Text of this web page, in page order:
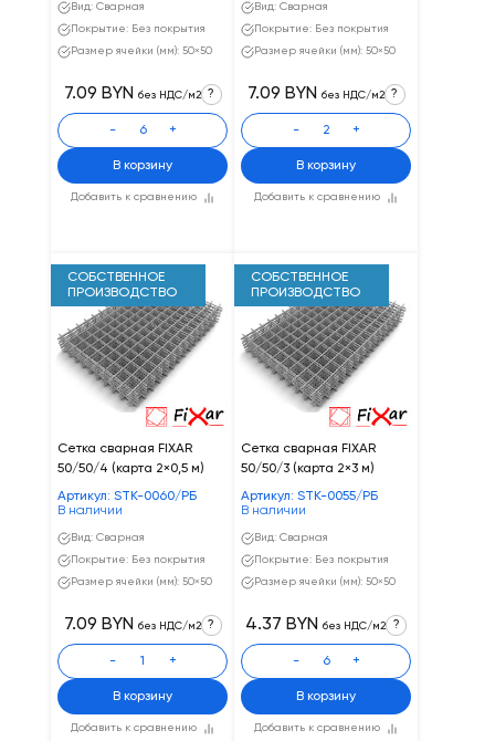
Вид: Сварная
Покрытие: Без покрытия
Размер ячейки (мм): 50×50
Добавить к сравнению
7.09 BYN без НДС/м2 ?
- +
В корзину
Вид: Сварная
Покрытие: Без покрытия
Размер ячейки (мм): 50×50
Добавить к сравнению
7.09 BYN без НДС/м2 ?
- +
В корзину
СОБСТВЕННОЕ
ПРОИЗВОДСТВО
Сетка сварная FIXAR
50/50/4 (карта 2×0,5 м)
Артикул: STK-0060/РБ
В наличии
Вид: Сварная
Покрытие: Без покрытия
Размер ячейки (мм): 50×50
Добавить к сравнению
7.09 BYN без НДС/м2 ?
- +
В корзину
СОБСТВЕННОЕ
ПРОИЗВОДСТВО
Сетка сварная FIXAR
50/50/3 (карта 2×3 м)
Артикул: STK-0055/РБ
В наличии
Вид: Сварная
Покрытие: Без покрытия
Размер ячейки (мм): 50×50
Добавить к сравнению
4.37 BYN без НДС/м2 ?
- +
В корзину